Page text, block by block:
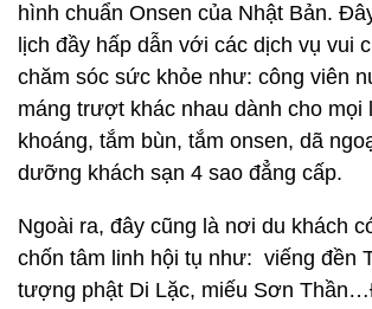
hình chuẩn Onsen của Nhật Bản.
lịch đầy hấp dẫn với các dịch vụ vui
chăm sóc sức khỏe như: công viên
máng trượt khác nhau dành cho mọi
khoáng, tắm bùn, tắm onsen, dã
dưỡng khách sạn 4 sao đẳng cấp.
Ngoài ra, đây cũng là nơi du khách
chốn tâm linh hội tụ như: viếng đền
tượng phật Di Lặc, miếu Sơn